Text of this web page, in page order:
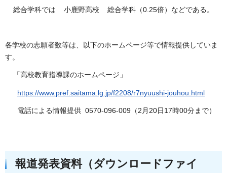
総合学科では 小鹿野高校 総合学科（0.25倍）などである。
各学校の志願者数等は、以下のホームページ等で情報提供していま
す。
「高校教育指導課のホームページ」
https://www.pref.saitama.lg.jp/f2208/r7nyuushi-jouhou.html
電話による情報提供 0570-096-009（2月20日17時00分まで）
報道発表資料（ダウンロードファイ